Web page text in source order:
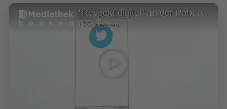
"Respekt digital" an der Rabanus-Maurus-Schule in Fulda
LPR Hessen